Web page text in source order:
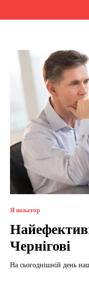
Я новатор
Чернігові
На сьогоднішній день